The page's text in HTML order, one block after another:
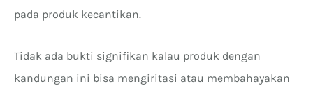
pada produk kecantikan.
Tidak ada bukti signifikan kalau produk dengan
kandungan ini bisa mengiritasi atau membahayakan